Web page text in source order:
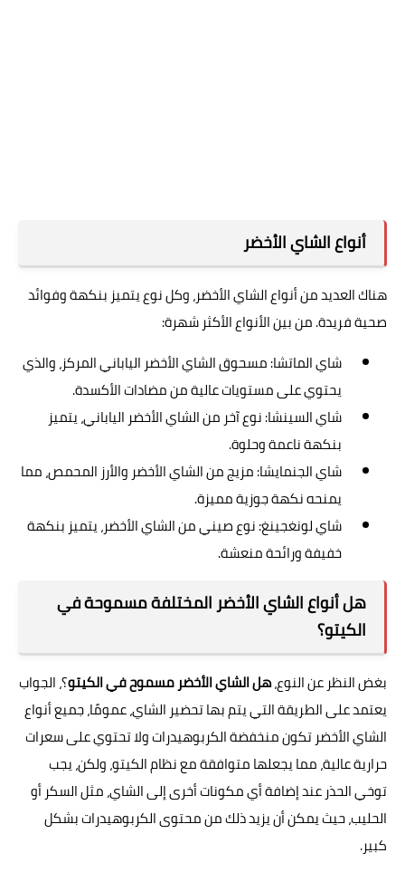
أنواع الشاي الأخضر
هناك العديد من أنواع الشاي الأخضر، وكل نوع يتميز بنكهة وفوائد
صحية فريدة. من بين الأنواع الأكثر شهرة:
شاي الماتشا: مسحوق الشاي الأخضر الياباني المركز، والذي
يحتوي على مستويات عالية من مضادات الأكسدة.
شاي السينشا: نوع آخر من الشاي الأخضر الياباني، يتميز
بنكهة ناعمة وحلوة.
شاي الجنمايشا: مزيج من الشاي الأخضر والأرز المحمص، مما
يمنحه نكهة جوزية مميزة.
شاي لونغجينغ: نوع صيني من الشاي الأخضر، يتميز بنكهة
خفيفة ورائحة منعشة.
هل أنواع الشاي الأخضر المختلفة مسموحة في
الكيتو؟
بغض النظر عن النوع،هل الشاي الأخضر مسموح في الكيتو؟، الجواب
يعتمد على الطريقة التي يتم بها تحضير الشاي، عمومًا، جميع أنواع
الشاي الأخضر تكون منخفضة الكربوهيدرات ولا تحتوي على سعرات
حرارية عالية، مما يجعلها متوافقة مع نظام الكيتو، ولكن، يجب
توخي الحذر عند إضافة أي مكونات أخرى إلى الشاي، مثل السكر أو
الحليب، حيث يمكن أن يزيد ذلك من محتوى الكربوهيدرات بشكل
كبير.